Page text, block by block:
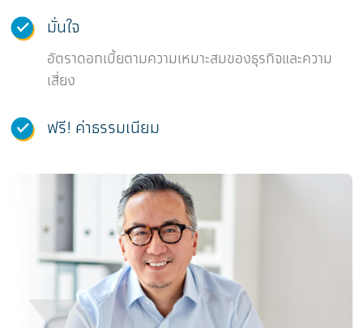
มั่นใจ
อัตราดอกเบี้ยตามความเหมาะสมของธุรกิจและความ
เสี่ยง
ฟรี! ค่าธรรมเนียม